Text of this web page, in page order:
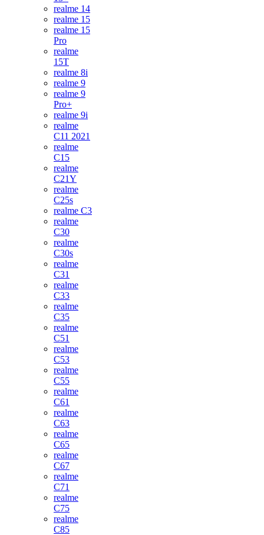
realme 14
realme 15
realme 15
Pro
realme
15T
realme 8i
realme 9
realme 9
Pro+
realme 9i
realme
C11 2021
realme
C15
realme
C21Y
realme
C25s
realme C3
realme
C30
realme
C30s
realme
C31
realme
C33
realme
C35
realme
C51
realme
C53
realme
C55
realme
C61
realme
C63
realme
C65
realme
C67
realme
C71
realme
C75
realme
C85